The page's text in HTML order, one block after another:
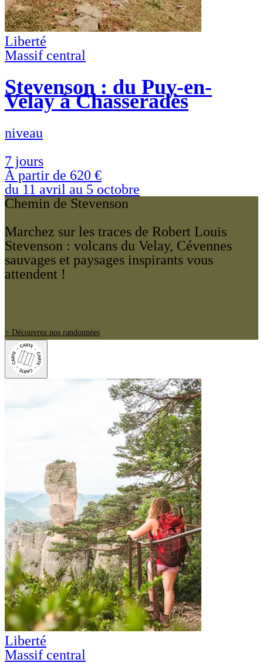
Liberté
Massif central
Stevenson : du Puy-en-
Velay à Chasseradès
niveau
7 jours
À partir de 620 €
du 11 avril au 5 octobre
Chemin de Stevenson
Marchez sur les traces de Robert Louis
Stevenson : volcans du Velay, Cévennes
sauvages et paysages inspirants vous
attendent !
> Découvrez nos randonnées
Liberté
Massif central